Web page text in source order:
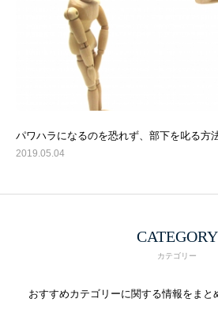
パワハラになるのを恐れず、部下を叱る方
2019.05.04
CATEGORY
カテゴリー
おすすめカテゴリーに関する情報をまと